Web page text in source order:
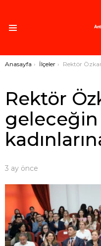
Buradasınız:
Anasayfa İlçeler Rektör Özkan’dan geleceğin bilim
Rektör
3 ay önce